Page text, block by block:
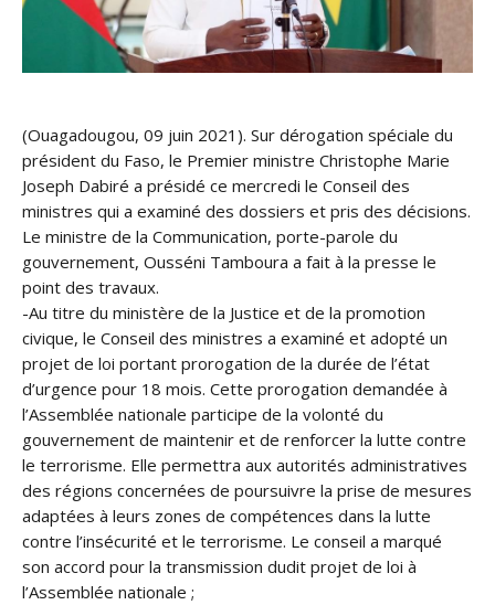
(Ouagadougou, 09 juin 2021). Sur dérogation spéciale du
président du Faso, le Premier ministre Christophe Marie
Joseph Dabiré a présidé ce mercredi le Conseil des
ministres qui a examiné des dossiers et pris des décisions.
Le ministre de la Communication, porte-parole du
gouvernement, Ousséni Tamboura a fait à la presse le
point des travaux.
-Au titre du ministère de la Justice et de la promotion
civique, le Conseil des ministres a examiné et adopté un
projet de loi portant prorogation de la durée de l’état
d’urgence pour 18 mois. Cette prorogation demandée à
l’Assemblée nationale participe de la volonté du
gouvernement de maintenir et de renforcer la lutte contre
le terrorisme. Elle permettra aux autorités administratives
des régions concernées de poursuivre la prise de mesures
adaptées à leurs zones de compétences dans la lutte
contre l’insécurité et le terrorisme. Le conseil a marqué
son accord pour la transmission dudit projet de loi à
l’Assemblée nationale ;